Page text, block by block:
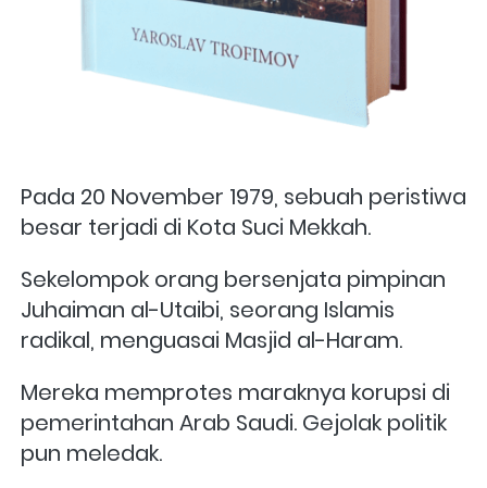
Pada 20 November 1979, sebuah peristiwa
besar terjadi di Kota Suci Mekkah.
Sekelompok orang bersenjata pimpinan
Juhaiman al-Utaibi, seorang Islamis
radikal, menguasai Masjid al-Haram.
Mereka memprotes maraknya korupsi di
pemerintahan Arab Saudi. Gejolak politik
pun meledak.